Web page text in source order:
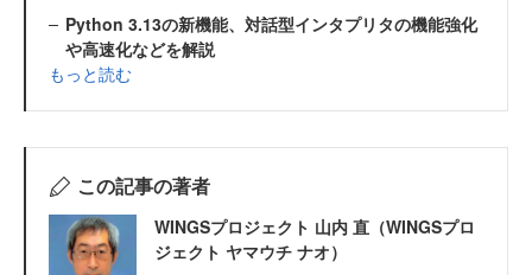
Python 3.13の新機能、対話型インタプリタの機能強化
や高速化などを解説
もっと読む
この記事の著者
WINGSプロジェクト 山内 直（WINGSプロ
ジェクト ヤマウチ ナオ）